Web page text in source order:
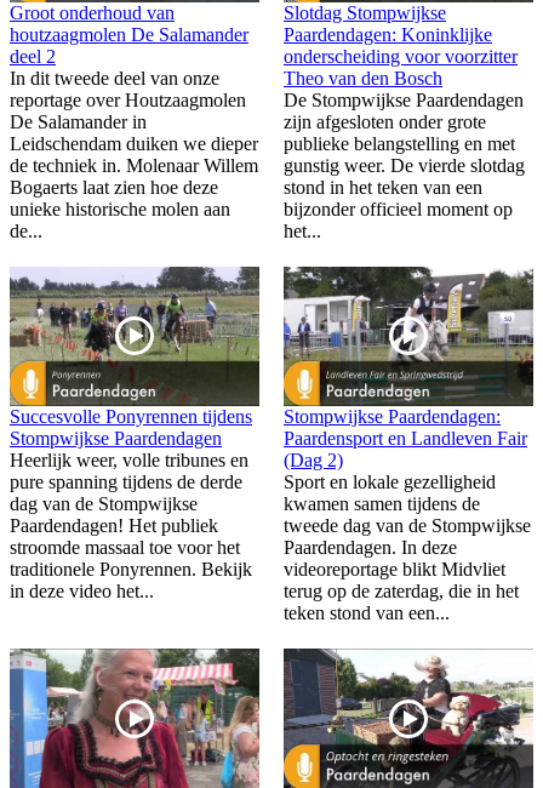
Groot onderhoud van
houtzaagmolen De Salamander
deel 2
In dit tweede deel van onze
reportage over Houtzaagmolen
De Salamander in
Leidschendam duiken we dieper
de techniek in. Molenaar Willem
Bogaerts laat zien hoe deze
unieke historische molen aan
de...
Slotdag Stompwijkse
Paardendagen: Koninklijke
onderscheiding voor voorzitter
Theo van den Bosch
De Stompwijkse Paardendagen
zijn afgesloten onder grote
publieke belangstelling en met
gunstig weer. De vierde slotdag
stond in het teken van een
bijzonder officieel moment op
het...
Succesvolle Ponyrennen tijdens
Stompwijkse Paardendagen
Heerlijk weer, volle tribunes en
pure spanning tijdens de derde
dag van de Stompwijkse
Paardendagen! Het publiek
stroomde massaal toe voor het
traditionele Ponyrennen. Bekijk
in deze video het...
Stompwijkse Paardendagen:
Paardensport en Landleven Fair
(Dag 2)
Sport en lokale gezelligheid
kwamen samen tijdens de
tweede dag van de Stompwijkse
Paardendagen. In deze
videoreportage blikt Midvliet
terug op de zaterdag, die in het
teken stond van een...